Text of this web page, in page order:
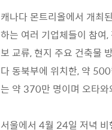
캐나다 몬트리올에서 개최
하는 여러 기업체들이 참여
보 교류, 현지 주요 건축물
다 동북부에 위치한, 약
는 약 370만 명이며 오타와
서울에서 4월 24일 저녁 비